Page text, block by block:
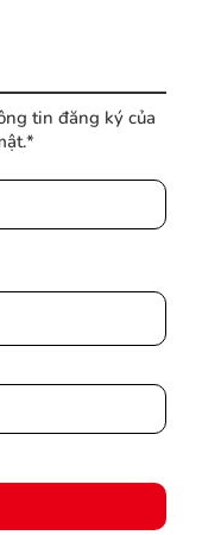
tin đăng ký của